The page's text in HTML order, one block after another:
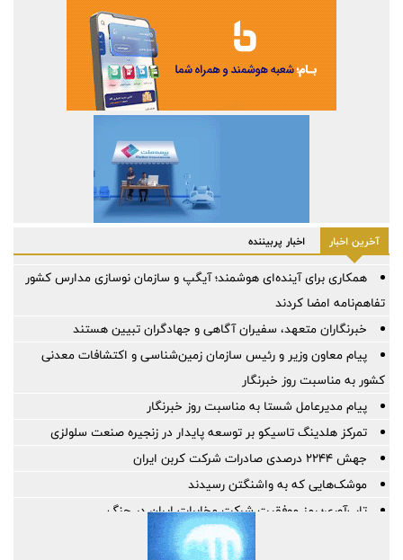
آخرین اخبار اخبار پربیننده
همکاری برای آینده‌ای هوشمند؛ آیگپ و سازمان نوسازی مدارس کشور
تفاهم‌نامه امضا کردند
خبرنگاران متعهد، سفیران آگاهی و جهادگران تبیین هستند
پیام معاون وزیر و رئیس سازمان زمین‌شناسی و اکتشافات معدنی
کشور به مناسبت روز خبرنگار
پیام مدیرعامل شستا به مناسبت روز خبرنگار
تمرکز هلدینگ تاسیکو بر توسعه پایدار در زنجیره صنعت سلولزی
جهش ۲۲۴۴ درصدی صادرات شرکت کربن ایران
موشک‌هایی که به واشنگتن رسیدند
تاب‌آوری؛ رمز موفقیت شرکت مخابرات ایران در جنگ
خبرنگاری؛ میان رسالتِ حقیقت و چالش‌های عصر جدید